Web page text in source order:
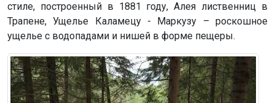
стиле, построенный в 1881 году, Алея лиственниц в
Трапене, Ущелье Каламецу - Маркузу – роскошное
ущелье с водопадами и нишей в форме пещеры.